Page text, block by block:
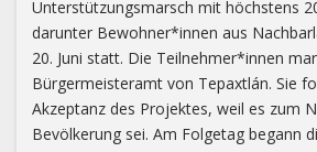
Unterstützungsmarsch mit höchstens
darunter Bewohner*innen aus
20. Juni statt. Die Teilnehmer*innen
Bürgermeisteramt von Tepaxtlán. Sie
Akzeptanz des Projektes, weil es zum
Bevölkerung sei. Am Folgetag begann